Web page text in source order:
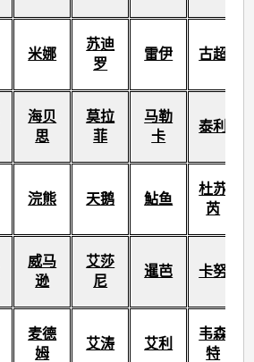
米娜
苏迪
罗
雷伊 古超
海贝
思
莫拉
菲
马勒
卡
泰利
浣熊 天鹅 鮎鱼
杜苏
芮
威马
逊
艾莎
尼
暹芭 卡努
麦德
姆
艾涛 艾利
韦森
特